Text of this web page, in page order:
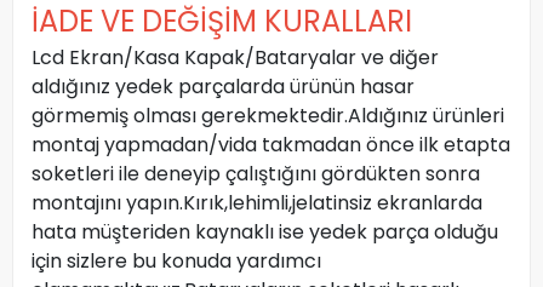
İADE VE DEĞİŞİM KURALLARI
Lcd Ekran/Kasa Kapak/Bataryalar ve diğer
aldığınız yedek parçalarda ürünün hasar
görmemiş olması gerekmektedir.Aldığınız ürünleri
montaj yapmadan/vida takmadan önce ilk etapta
soketleri ile deneyip çalıştığını gördükten sonra
montajını yapın.Kırık,lehimli,jelatinsiz ekranlarda
hata müşteriden kaynaklı ise yedek parça olduğu
için sizlere bu konuda yardımcı